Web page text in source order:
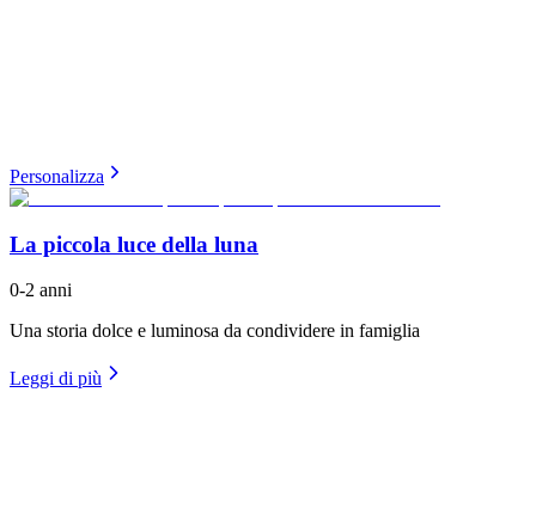
Personalizza
La piccola luce della luna
0-2 anni
Una storia dolce e luminosa da condividere in famiglia
Leggi di più